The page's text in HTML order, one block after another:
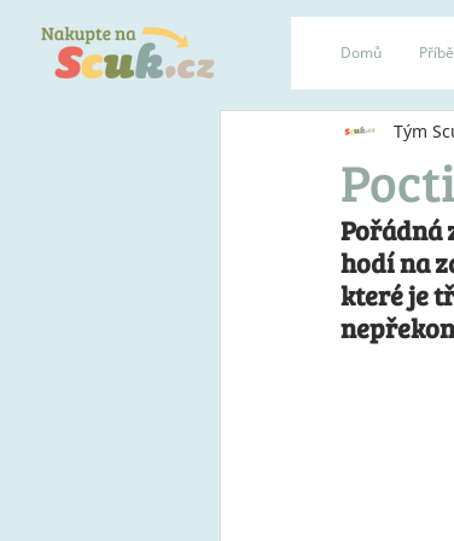
Domů
Tým
Pořádná
hodí na
které je